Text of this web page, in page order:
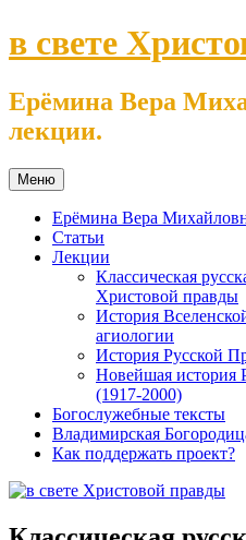
к
в свете
Ерёмина Вера
лекции.
Меню
Ерёмина Вера
Статьи
Лекции
Классическая
Христовой правды
История
агиологии
История Русской
Новейшая история
(1917-2000)
Богослужебные тексты
Владимирская
Как поддержать проект?